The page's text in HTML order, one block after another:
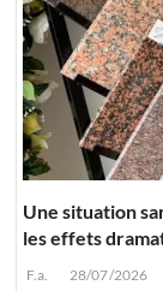
Une situation
les effets
F.a. 28/07/2026